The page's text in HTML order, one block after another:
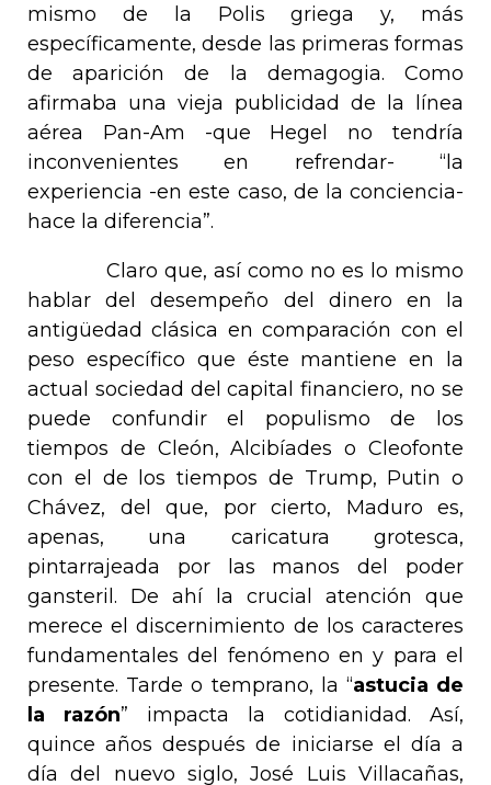
mismo de la Polis griega y, más
específicamente, desde las primeras formas
de aparición de la demagogia. Como
afirmaba una vieja publicidad de la línea
aérea Pan-Am -que Hegel no tendría
inconvenientes en refrendar- “la
experiencia -en este caso, de la conciencia-
hace la diferencia”.
Claro que, así como no es lo mismo
hablar del desempeño del dinero en la
antigüedad clásica en comparación con el
peso específico que éste mantiene en la
actual sociedad del capital financiero, no se
puede confundir el populismo de los
tiempos de Cleón, Alcibíades o Cleofonte
con el de los tiempos de Trump, Putin o
Chávez, del que, por cierto, Maduro es,
apenas, una caricatura grotesca,
pintarrajeada por las manos del poder
gansteril. De ahí la crucial atención que
merece el discernimiento de los caracteres
fundamentales del fenómeno en y para el
presente. Tarde o temprano, la “astucia de
la razón” impacta la cotidianidad. Así,
quince años después de iniciarse el día a
día del nuevo siglo, José Luis Villacañas,